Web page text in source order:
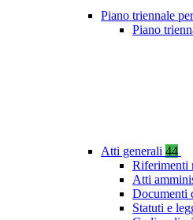
Piano triennale
Piano
Atti generali 44
Riferimenti
Atti
Documenti
Statuti e